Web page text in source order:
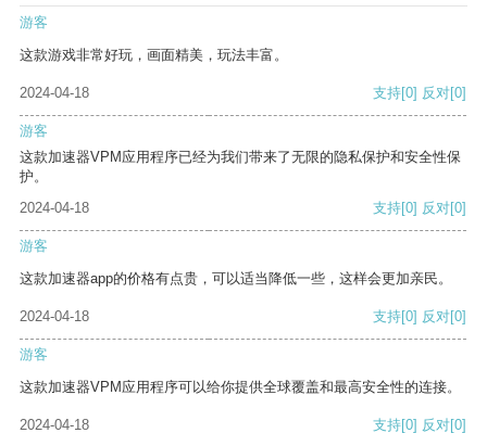
游客
这款游戏非常好玩，画面精美，玩法丰富。
2024-04-18 支持[0] 反对[0]
游客
这款加速器VPM应用程序已经为我们带来了无限的隐私保护和安全性保
护。
2024-04-18
支持[0] 反对[0]
游客
这款加速器app的价格有点贵，可以适当降低一些，这样会更加亲民。
2024-04-18 支持[0] 反对[0]
游客
这款加速器VPM应用程序可以给你提供全球覆盖和最高安全性的连接。
2024-04-18 支持[0] 反对[0]